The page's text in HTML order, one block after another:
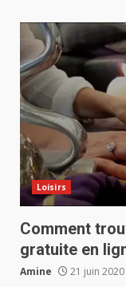
Loisirs
Comment
gratuite en
Amine 21 juin 2020